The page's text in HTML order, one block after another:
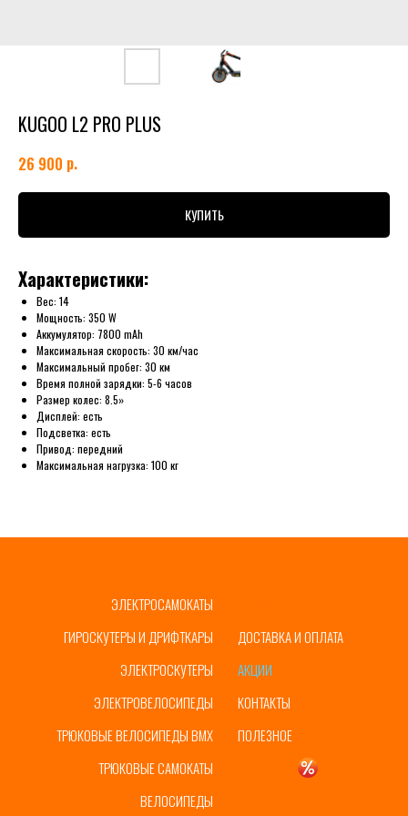
KUGOO L2 PRO PLUS
26 900 р.
КУПИТЬ
Характеристики:
Вес: 14
Мощность: 350 W
Аккумулятор: 7800 mAh
Максимальная скорость: 30 км/час
Максимальный пробег: 30 км
Время полной зарядки: 5-6 часов
Размер колес: 8.5»
Дисплей: есть
Подсветка: есть
Привод: передний
Максимальная нагрузка: 100 кг
ЭЛЕКТРОСАМОКАТЫ
ГИРОСКУТЕРЫ И ДРИФТКАРЫ
ЭЛЕКТРОСКУТЕРЫ
ЭЛЕКТРОВЕЛОСИПЕДЫ
ТРЮКОВЫЕ ВЕЛОСИПЕДЫ BMX
ДОСТАВКА И ОПЛАТА
АКЦИИ
КОНТАКТЫ
ПОЛЕЗНОЕ
ТРЮКОВЫЕ САМОКАТЫ
ВЕЛОСИПЕДЫ